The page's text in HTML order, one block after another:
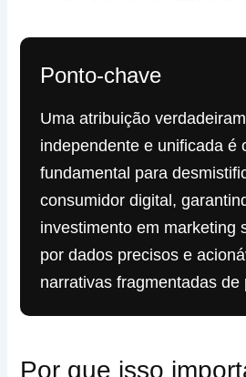
Ponto-chave
Uma atribuição
independente e unificada é
fundamental para
consumidor digital,
investimento em marketing
por dados precisos e
narrativas fragmentadas de
Por que isso